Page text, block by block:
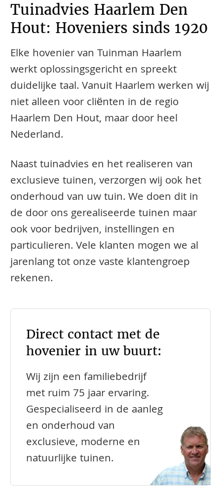
Tuinadvies Haarlem Den
Hout: Hoveniers sinds 1920
Elke hovenier van Tuinman Haarlem
werkt oplossingsgericht en spreekt
duidelijke taal. Vanuit Haarlem werken wij
niet alleen voor cliënten in de regio
Haarlem Den Hout, maar door heel
Nederland.
Naast tuinadvies en het realiseren van
exclusieve tuinen, verzorgen wij ook het
onderhoud van uw tuin. We doen dit in
de door ons gerealiseerde tuinen maar
ook voor bedrijven, instellingen en
particulieren. Vele klanten mogen we al
jarenlang tot onze vaste klantengroep
rekenen.
Direct contact met de
hovenier in uw buurt:
Wij zijn een familiebedrijf
met ruim 75 jaar ervaring.
Gespecialiseerd in de aanleg
en onderhoud van
exclusieve, moderne en
natuurlijke tuinen.